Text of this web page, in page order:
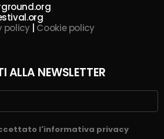
policy| Cookie policy
ALLA NEWSLETTER
l'informativa privacy